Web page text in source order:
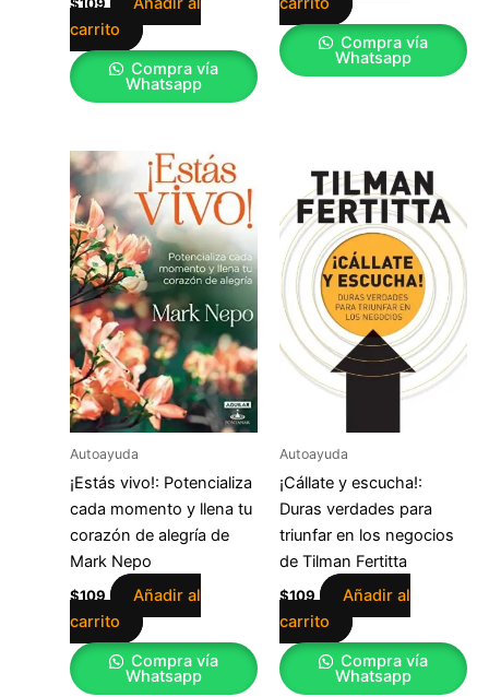
carrito
Compra vía
Whatsapp
Compra vía
Whatsapp
Autoayuda
¡Estás vivo!: Potencializa
cada momento y llena tu
corazón de alegría de
Mark Nepo
$109
Añadir al
carrito
Compra vía
Whatsapp
Autoayuda
¡Cállate y escucha!:
Duras verdades para
triunfar en los negocios
de Tilman Fertitta
$109
Añadir al
carrito
Compra vía
Whatsapp